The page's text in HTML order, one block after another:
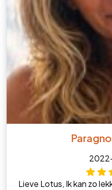
Lieve Lotus, Ik kan zo